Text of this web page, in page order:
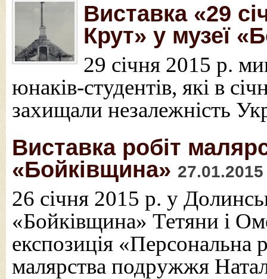
Виставка «29
Крут» у музеї
29 січня 2015 р.
юнаків-студентів, які в
захищали незалежність
Виставка робіт
«Бойківщина» 27.01.2015
26 січня 2015 р. у
«Бойківщина» Тетяни і
експозиція «Персональна
малярства подружжя